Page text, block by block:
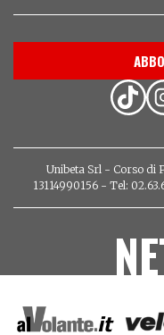
Unibeta Srl - Corso di
13114990156 - Tel: